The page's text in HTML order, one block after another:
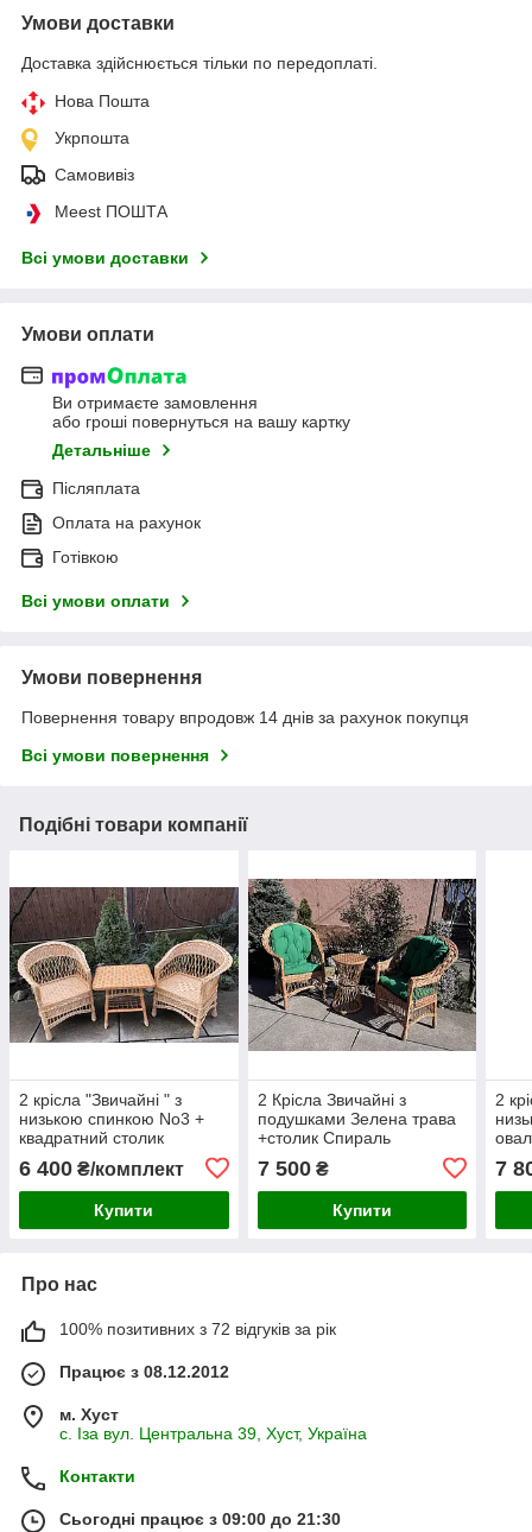
Умови доставки
Доставка здійснюється тільки по передоплаті.
Нова Пошта
Укрпошта
Самовивіз
Meest ПОШТА
Всі умови доставки
Умови оплати
Ви отримаєте замовлення
або гроші повернуться на вашу картку
Детальніше
Післяплата
Оплата на рахунок
Готівкою
Всі умови оплати
Умови повернення
Повернення товару впродовж 14 днів за рахунок покупця
Всі умови повернення
Подібні товари компанії
2 крісла "Звичайні " з
низькою спинкою No3 +
квадратний столик
6 400 ₴/комплект
Купити
2 Крісла Звичайні з
подушками Зелена трава
+столик Спираль
7 500₴
Купити
2
7
Про нас
100% позитивних з 72 відгуків за рік
Працює з 08.12.2012
м. Хуст
с. Іза вул. Центральна 39, Хуст, Україна
Контакти
Сьогодні працює з 09:00 до 21:30